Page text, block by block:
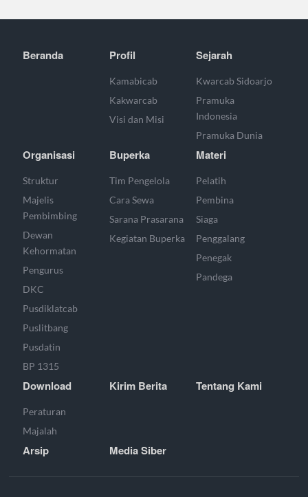
Beranda Profil
Kamabicab
Kakwarcab
Visi dan Misi
Sejarah
Kwarcab Sidoarjo
Pramuka
Indonesia
Pramuka Dunia
Organisasi
Struktur
Majelis
Pembimbing
Dewan
Kehormatan
Pengurus
DKC
Pusdiklatcab
Puslitbang
Pusdatin
BP 1315
Buperka
Tim Pengelola
Cara Sewa
Sarana Prasarana
Kegiatan Buperka
Materi
Pelatih
Pembina
Siaga
Penggalang
Penegak
Pandega
Download
Peraturan
Majalah
Kirim Berita Tentang Kami
Arsip Media Siber